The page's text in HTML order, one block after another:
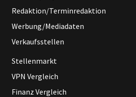
Redaktion/Terminredaktion
Werbung/Mediadaten
Verkaufsstellen
Stellenmarkt
VPN Vergleich
Finanz Vergleich